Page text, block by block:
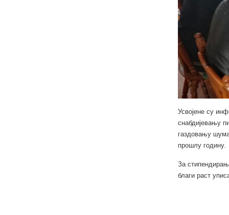
Усвојене су
снабдијевању
газдовању
прошлу годину.
За
благи раст